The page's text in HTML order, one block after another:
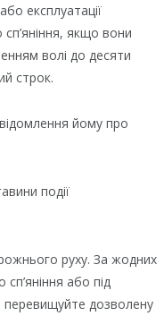
експлуатації
якщо вони
волі до десяти
строк.
йому про
події
руху. За жодних
або під
перевищуйте дозволену